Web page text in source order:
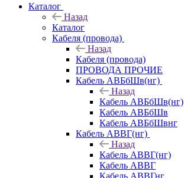
Каталог
Назад
Каталог
Кабеля (провода)
Назад
Кабеля (провода)
ПРОВОДА ПРОЧИЕ
Кабель АВБбШв(нг)
Назад
Кабель АВБбШв(нг)
Кабель АВБбШв
Кабель АВБбШвнг
Кабель АВВГ(нг)
Назад
Кабель АВВГ(нг)
Кабель АВВГ
Кабель АВВГнг